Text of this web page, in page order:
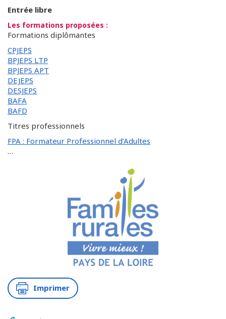
Entrée libre
Les formations proposées :
­Formations diplômantes
CPJEPS
BPJEPS LTP
BPJEPS APT
DEJEPS
DESJEPS
BAFA
BAFD
Titres professionnels
FPA : Formateur Professionnel d’Adultes
…
Imprimer